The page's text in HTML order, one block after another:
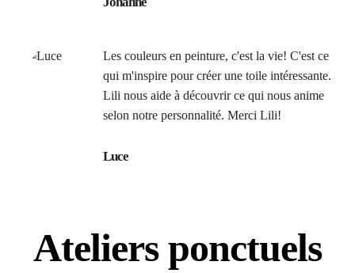
Les couleurs en peinture, c'est la vie! C'est ce
qui m'inspire pour créer une toile intéressante.
Lili nous aide à découvrir ce qui nous anime
selon notre personnalité. Merci Lili!
Luce
Ateliers ponctuels